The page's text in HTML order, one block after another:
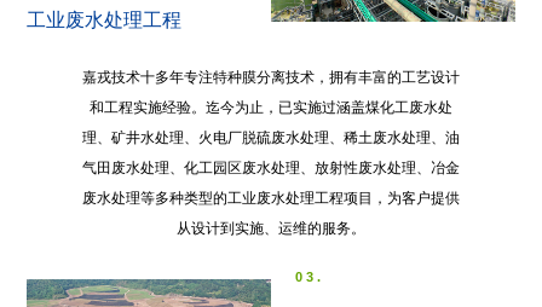
工业废水处理工程
嘉戎技术十多年专注特种膜分离技术，拥有丰富的工艺设计
和工程实施经验。迄今为止，已实施过涵盖煤化工废水处
理、矿井水处理、火电厂脱硫废水处理、稀土废水处理、油
气田废水处理、化工园区废水处理、放射性废水处理、冶金
废水处理等多种类型的工业废水处理工程项目，为客户提供
从设计到实施、运维的服务。
03.